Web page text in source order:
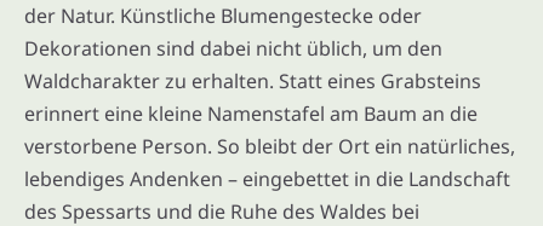
der Natur. Künstliche Blumengestecke oder
Dekorationen sind dabei nicht üblich, um den
Waldcharakter zu erhalten. Statt eines Grabsteins
erinnert eine kleine Namenstafel am Baum an die
verstorbene Person. So bleibt der Ort ein natürliches,
lebendiges Andenken – eingebettet in die Landschaft
des Spessarts und die Ruhe des Waldes bei